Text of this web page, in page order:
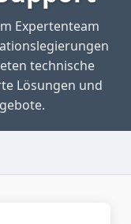
Expertenteam
technische
Lösungen und